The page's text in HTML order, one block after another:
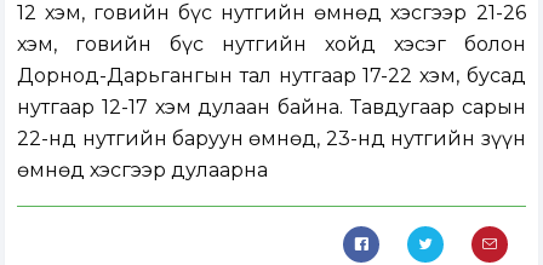
12 хэм, говийн бүс нутгийн өмнөд хэсгээр 21-26
хэм, говийн бүс нутгийн хойд хэсэг болон
Дорнод-Дарьгангын тал нутгаар 17-22 хэм, бусад
нутгаар 12-17 хэм дулаан байна. Тавдугаар сарын
22-нд нутгийн баруун өмнөд, 23-нд нутгийн зүүн
өмнөд хэсгээр дулаарна